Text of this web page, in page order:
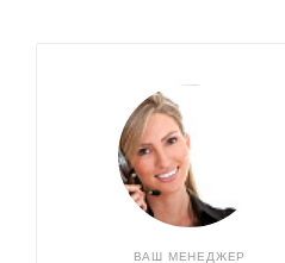
ВАШ МЕНЕДЖЕР